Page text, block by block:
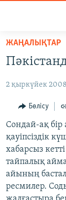
Skip
main
Skip
Navigation
Skip
to
Search
AZATTYQTV
ҚАҢТАР
АДАМ
ӘЛЕУМЕТ
ӘЛЕМ
АРНАЙЫ
ЖАҢАЛЫҚТАР
2 қыркүйек
Бөлісу
Сондай-ақ бір
қауіпсіздік
хабарсыз
тайпалық
айының
ресмилер.